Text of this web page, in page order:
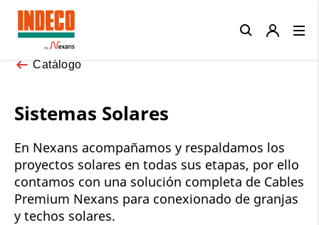
Catálogo
Sistemas Solares
En Nexans acompañamos y respaldamos los
proyectos solares en todas sus etapas, por ello
contamos con una solución completa de Cables
Premium Nexans para conexionado de granjas
y techos solares.